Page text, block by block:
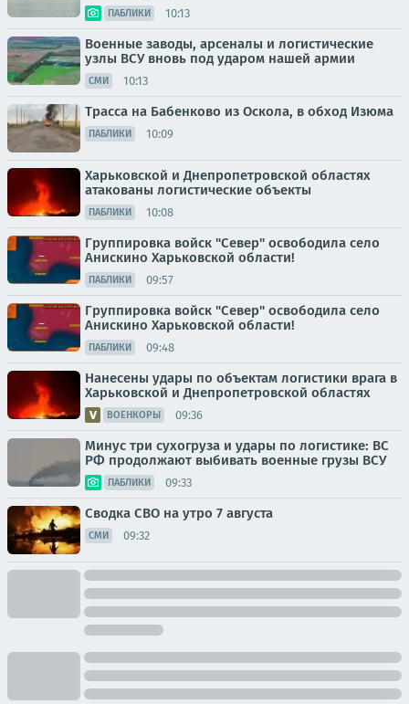
ПАБЛИКИ 10:13
Военные заводы, арсеналы и логистические
узлы ВСУ вновь под ударом нашей армии
СМИ 10:13
Трасса на Бабенково из Оскола, в обход Изюма
ПАБЛИКИ 10:09
Харьковской и Днепропетровской областях
атакованы логистические объекты
ПАБЛИКИ 10:08
Группировка войск "Север" освободила село
Анискино Харьковской области!
ПАБЛИКИ 09:57
Группировка войск "Север" освободила село
Анискино Харьковской области!
ПАБЛИКИ 09:48
Нанесены удары по объектам логистики врага в
Харьковской и Днепропетровской областях
ВОЕНКОРЫ 09:36
Минус три сухогруза и удары по логистике: ВС
РФ продолжают выбивать военные грузы ВСУ
ПАБЛИКИ 09:33
Сводка СВО на утро 7 августа
СМИ 09:32